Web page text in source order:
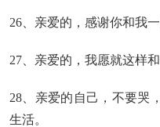
26、亲爱的，感谢你和我
27、亲爱的，我愿就这样
28、亲爱的自己，不要哭
生活。